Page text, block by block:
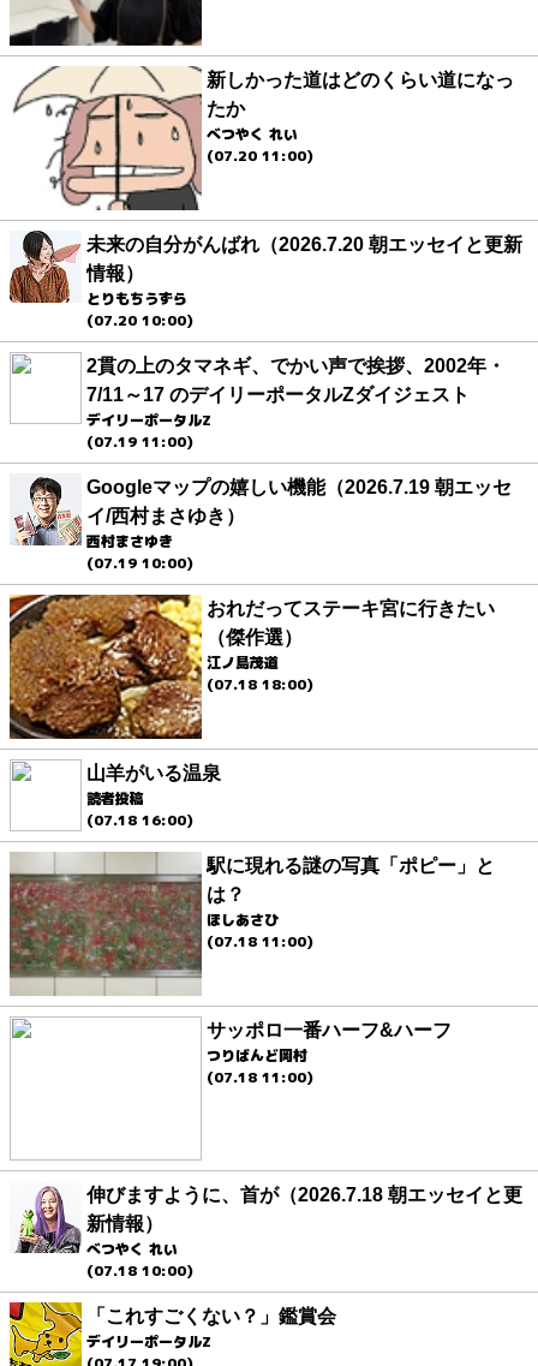
新しかった道はどのくらい道になっ
たか
べつやく れい
(07.20 11:00)
未来の自分がんばれ（2026.7.20 朝エッセイと更新
情報）
とりもちうずら
(07.20 10:00)
2貫の上のタマネギ、でかい声で挨拶、2002年・
7/11～17 のデイリーポータルZダイジェスト
デイリーポータルZ
(07.19 11:00)
Googleマップの嬉しい機能（2026.7.19 朝エッセ
イ/西村まさゆき）
西村まさゆき
(07.19 10:00)
おれだってステーキ宮に行きたい
（傑作選）
江ノ島茂道
(07.18 18:00)
山羊がいる温泉
読者投稿
(07.18 16:00)
駅に現れる謎の写真「ポピー」と
は？
ほしあさひ
(07.18 11:00)
サッポロ一番ハーフ&ハーフ
つりばんど岡村
(07.18 11:00)
伸びますように、首が（2026.7.18 朝エッセイと更
新情報）
べつやく れい
(07.18 10:00)
「これすごくない？」鑑賞会
デイリーポータルZ